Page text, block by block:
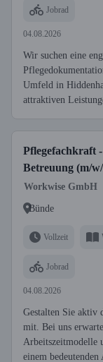
Jobrad
04.08.2026
Wir suchen eine
Umfeld in
attraktiven
Pflegefachkraft
Betreuung (m/
Workwise GmbH
Bünde
Vollzeit
Jobrad
04.08.2026
Gestalten Sie aktiv
mit. Bei uns
Arbeitszeitmodelle
einem